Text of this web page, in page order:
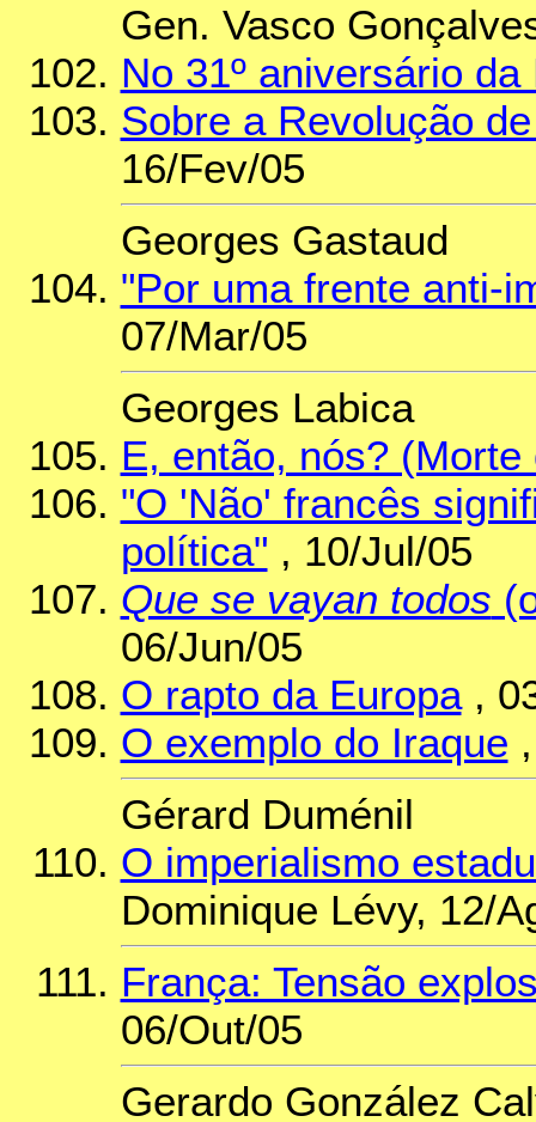
Gen. Vasco
No 31º aniversário
Sobre a Revolução
16/Fev/05
Georges Gastaud
"Por uma frente anti-
07/Mar/05
Georges Labica
E, então, nós? (Morte
"O 'Não' francês
política" , 10/Jul/05
Que se vayan todos
06/Jun/05
O rapto da Europa,
O exemplo do Iraque
Gérard Duménil
O imperialismo
Dominique Lévy, 12/
França: Tensão
06/Out/05
Gerardo González